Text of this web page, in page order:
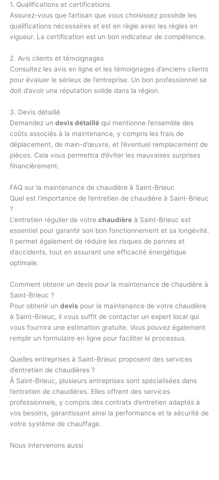
1. Qualifications et certifications
Assurez-vous que l’artisan que vous choisissez possède les
qualifications nécessaires et est en règle avec les règles en
vigueur. La certification est un bon indicateur de compétence.
2. Avis clients et témoignages
Consultez les avis en ligne et les témoignages d’anciens clients
pour évaluer le sérieux de l’entreprise. Un bon professionnel se
doit d’avoir une réputation solide dans la région.
3. Devis détaillé
Demandez un devis détaillé qui mentionne l’ensemble des
coûts associés à la maintenance, y compris les frais de
déplacement, de main-d’œuvre, et l’éventuel remplacement de
pièces. Cela vous permettra d’éviter les mauvaises surprises
financièrement.
FAQ sur la maintenance de chaudière à Saint-Brieuc
Quel est l’importance de l’entretien de chaudière à Saint-Brieuc
?
L’entretien régulier de votre chaudière à Saint-Brieuc est
essentiel pour garantir son bon fonctionnement et sa longévité.
Il permet également de réduire les risques de pannes et
d’accidents, tout en assurant une efficacité énergétique
optimale.
Comment obtenir un devis pour la maintenance de chaudière à
Saint-Brieuc ?
Pour obtenir un devis pour la maintenance de votre chaudière
à Saint-Brieuc, il vous suffit de contacter un expert local qui
vous fournira une estimation gratuite. Vous pouvez également
remplir un formulaire en ligne pour faciliter le processus.
Quelles entreprises à Saint-Brieuc proposent des services
d’entretien de chaudières ?
À Saint-Brieuc, plusieurs entreprises sont spécialisées dans
l’entretien de chaudières. Elles offrent des services
professionnels, y compris des contrats d’entretien adaptés à
vos besoins, garantissant ainsi la performance et la sécurité de
votre système de chauffage.
Nous intervenons aussi